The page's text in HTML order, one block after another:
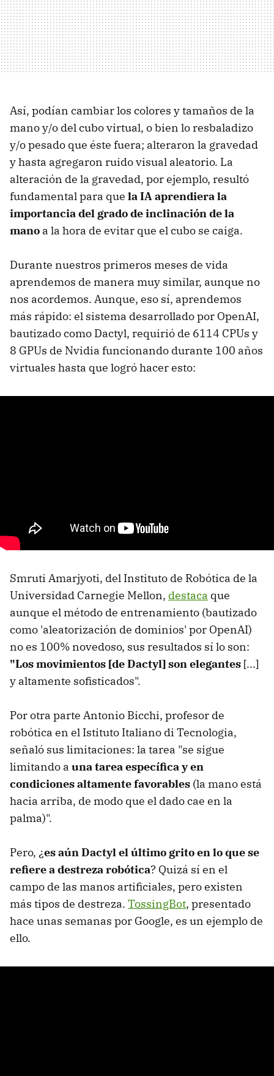
Así, podían cambiar los colores y tamaños de la
mano y/o del cubo virtual, o bien lo resbaladizo
y/o pesado que éste fuera; alteraron la gravedad
y hasta agregaron ruido visual aleatorio. La
alteración de la gravedad, por ejemplo, resultó
fundamental para que la IA aprendiera la
importancia del grado de inclinación de la
mano a la hora de evitar que el cubo se caiga.
Durante nuestros primeros meses de vida
aprendemos de manera muy similar, aunque no
nos acordemos. Aunque, eso sí, aprendemos
más rápido: el sistema desarrollado por OpenAI,
bautizado como Dactyl, requirió de 6114 CPUs y
8 GPUs de Nvidia funcionando durante 100 años
virtuales hasta que logró hacer esto:
Smruti Amarjyoti, del Instituto de Robótica de la
Universidad Carnegie Mellon, destaca que
aunque el método de entrenamiento (bautizado
como 'aleatorización de dominios' por OpenAI)
no es 100% novedoso, sus resultados sí lo son:
"Los movimientos [de Dactyl] son elegantes [...]
y altamente sofisticados".
Por otra parte Antonio Bicchi, profesor de
robótica en el Istituto Italiano di Tecnologia,
señaló sus limitaciones: la tarea "se sigue
limitando a una tarea específica y en
condiciones altamente favorables (la mano está
hacia arriba, de modo que el dado cae en la
palma)".
Pero, ¿es aún Dactyl el último grito en lo que se
refiere a destreza robótica? Quizá sí en el
campo de las manos artificiales, pero existen
más tipos de destreza. TossingBot, presentado
hace unas semanas por Google, es un ejemplo de
ello.